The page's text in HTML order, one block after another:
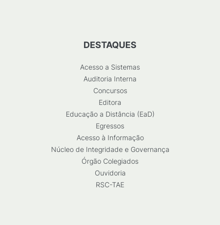
DESTAQUES
Acesso a Sistemas
Auditoria Interna
Concursos
Editora
Educação a Distância (EaD)
Egressos
Acesso à Informação
Núcleo de Integridade e Governança
Órgão Colegiados
Ouvidoria
RSC-TAE